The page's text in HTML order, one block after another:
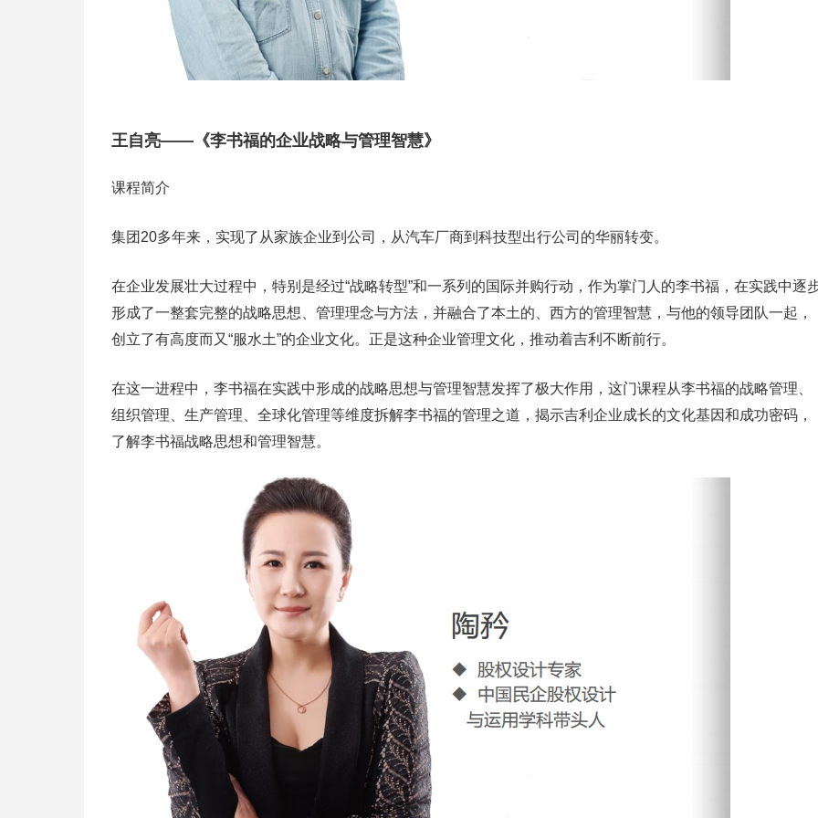
王自亮——《李书福的企业战略与管理智慧》
课程简介
集团20多年来，实现了从家族企业到公司，从汽车厂商到科技型出行公司的华丽转变。
在企业发展壮大过程中，特别是经过“战略转型”和一系列的国际并购行动，作为掌门人的李书福，在实践中逐
形成了一整套完整的战略思想、管理理念与方法，并融合了本土的、西方的管理智慧，与他的领导团队一起，
创立了有高度而又“服水土”的企业文化。正是这种企业管理文化，推动着吉利不断前行。
在这一进程中，李书福在实践中形成的战略思想与管理智慧发挥了极大作用，这门课程从李书福的战略管理、
组织管理、生产管理、全球化管理等维度拆解李书福的管理之道，揭示吉利企业成长的文化基因和成功密码，
了解李书福战略思想和管理智慧。